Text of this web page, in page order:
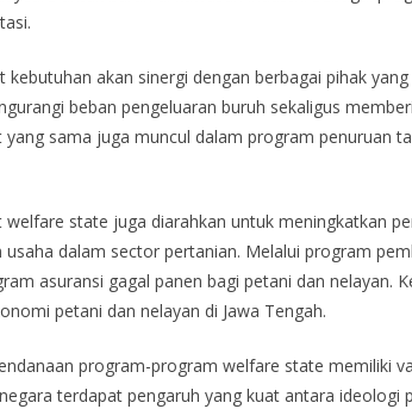
kebutuhan akan sinergi dengan berbagai pihak
beban pengeluaran buruh sekaligus
yang sama juga muncul dalam program penuruan
welfare state juga diarahkan untuk meningkatkan
usaha dalam sector pertanian. Melalui program
asuransi gagal panen bagi petani dan nelayan.
petani dan nelayan di Jawa Tengah.
program-program welfare state memiliki
terdapat pengaruh yang kuat antara